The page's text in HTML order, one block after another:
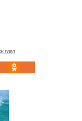
глаз